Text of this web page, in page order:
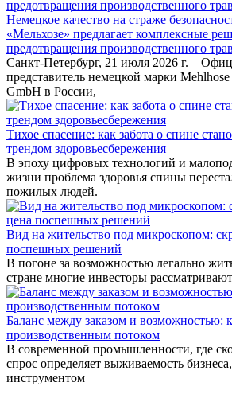
Немецкое качество на страже
«Мельхозе» предлагает комплексные
предотвращения производственного
Санкт-Петербург, 21 июля 2026 г. –
представитель немецкой марки
GmbH в России,
Тихое спасение: как забота о спине
трендом здоровьесбережения
В эпоху цифровых технологий и
жизни проблема здоровья спины
пожилых людей.
Вид на жительство под микроскопом:
поспешных решений
В погоне за возможностью легально
стране многие инвесторы
Баланс между заказом и возможностью:
производственным потоком
В современной промышленности, где
спрос определяет выживаемость
инструментом